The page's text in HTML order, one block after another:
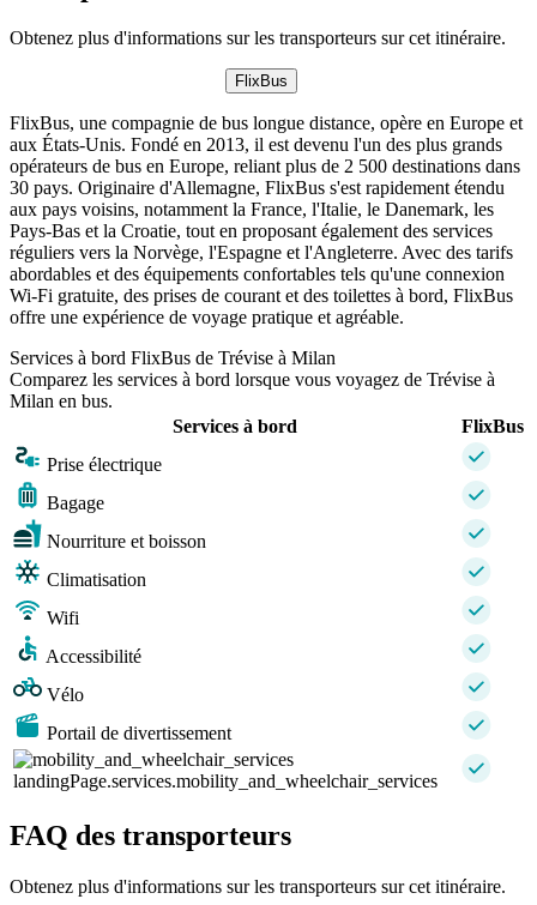
Obtenez plus d'informations sur les transporteurs sur cet itinéraire.
FlixBus
FlixBus, une compagnie de bus longue distance, opère en Europe et
aux États-Unis. Fondé en 2013, il est devenu l'un des plus grands
opérateurs de bus en Europe, reliant plus de 2 500 destinations dans
30 pays. Originaire d'Allemagne, FlixBus s'est rapidement étendu
aux pays voisins, notamment la France, l'Italie, le Danemark, les
Pays-Bas et la Croatie, tout en proposant également des services
réguliers vers la Norvège, l'Espagne et l'Angleterre. Avec des tarifs
abordables et des équipements confortables tels qu'une connexion
Wi-Fi gratuite, des prises de courant et des toilettes à bord, FlixBus
offre une expérience de voyage pratique et agréable.
Services à bord FlixBus de Trévise à Milan
Comparez les services à bord lorsque vous voyagez de Trévise à
Milan en bus.
Services à bord
FlixBus
Prise électrique
Bagage
Nourriture et boisson
Climatisation
Wifi
Accessibilité
Vélo
Portail de divertissement
landingPage.services.mobility_and_wheelchair_services
FAQ des transporteurs
Obtenez plus d'informations sur les transporteurs sur cet itinéraire.